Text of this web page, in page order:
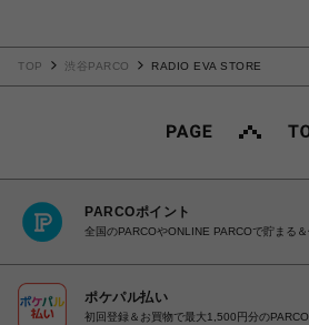
TOP 渋谷PARCO RADIO EVA STORE
PARCOポイント
全国のPARCOやONLINE PARCOで貯まる
ポケパル払い
初回登録＆お買物で最大1,500円分の